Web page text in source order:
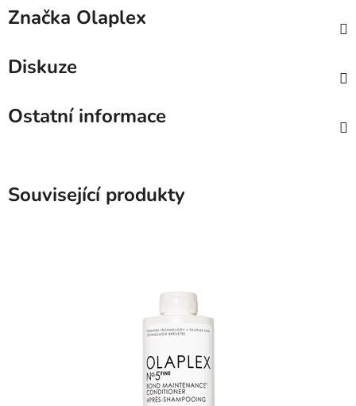
Značka Olaplex
Diskuze
Ostatní informace
Související produkty